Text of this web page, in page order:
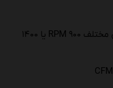
فن‌ اکسیال تک سرعته با دورهای مختلف ۹۰۰ RPM یا ۱۴۰۰